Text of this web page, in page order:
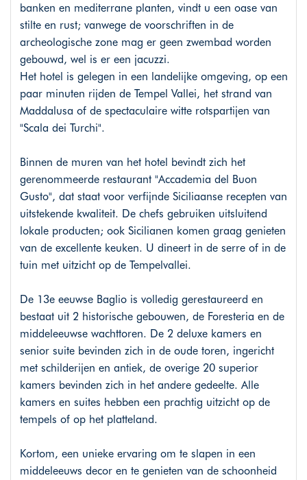
banken en mediterrane planten, vindt u een oase van
stilte en rust; vanwege de voorschriften in de
archeologische zone mag er geen zwembad worden
gebouwd, wel is er een jacuzzi.
Het hotel is gelegen in een landelijke omgeving, op een
paar minuten rijden de Tempel Vallei, het strand van
Maddalusa of de spectaculaire witte rotspartijen van
"Scala dei Turchi".
Binnen de muren van het hotel bevindt zich het
gerenommeerde restaurant "Accademia del Buon
Gusto", dat staat voor verfijnde Siciliaanse recepten van
uitstekende kwaliteit. De chefs gebruiken uitsluitend
lokale producten; ook Sicilianen komen graag genieten
van de excellente keuken. U dineert in de serre of in de
tuin met uitzicht op de Tempelvallei.
De 13e eeuwse Baglio is volledig gerestaureerd en
bestaat uit 2 historische gebouwen, de Foresteria en de
middeleeuwse wachttoren. De 2 deluxe kamers en
senior suite bevinden zich in de oude toren, ingericht
met schilderijen en antiek, de overige 20 superior
kamers bevinden zich in het andere gedeelte. Alle
kamers en suites hebben een prachtig uitzicht op de
tempels of op het platteland.
Kortom, een unieke ervaring om te slapen in een
middeleeuws decor en te genieten van de schoonheid